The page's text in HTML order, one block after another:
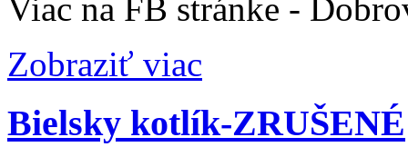
Viac na FB stránke -
Zobraziť viac
Bielsky kotlík-ZRUŠENÉ